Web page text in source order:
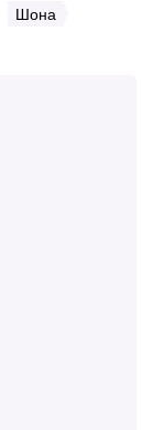
Шона